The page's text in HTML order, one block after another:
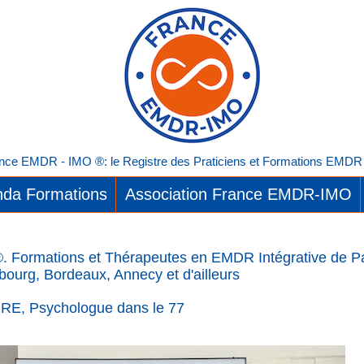
EMDR - IMO ®: le Registre des Praticiens et Formations
Formations Association France EMDR-IMO
et Thérapeutes en EMDR Intégrative de
Bordeaux, Annecy et d'ailleurs
Psychologue dans le 77